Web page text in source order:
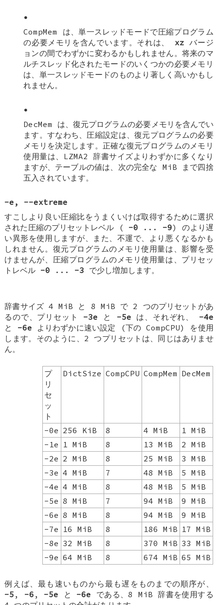
•
CompMem は、単一スレッドモードで圧縮プログラム
の必要メモリを含んでいます。それは、 xz バージ
ョンの間でわずかに変わるかもしれません。将来のマ
ルチスレッド化されたモードのいくつかの必要メモリ
は、単一スレッドモードのものより著しく高いかもし
れません。
•
DecMem は、復元プログラムの必要メモリを含んでい
ます。すなわち、圧縮設定は、復元プログラムの必要
メモリを決定します。正確な復元プログラムのメモリ
使用量は、LZMA2 辞書サイズよりわずかに多くなり
ますが、テーブルの値は、次の完全な MiB まで四捨
五入されています。
-e , --extreme
すこしより良い圧縮比をうまくいけば取得するために選択
された圧縮のプリセットレベル ( -0 ... -9) のより遅
い異形を使用しますが、また、不運で、より悪くなるかも
しれません。復元プログラムのメモリ使用量は、影響を受
けませんが、圧縮プログラムのメモリ使用量は、プリセッ
トレベル -0 ... -3 で少し増加します。
辞書サイズ 4 MiB と 8 MiB で 2 つのプリセットがあ
るので、プリセット -3e と -5e は、それぞれ、 -4e
と -6e よりわずかに速い設定 (下の CompCPU) を使用
します。そのように、2 つプリセットは、同じはありませ
ん。
プ
リ
セ
ッ
ト
DictSize CompCPU CompMem DecMem
-0e 256 KiB 8 4 MiB
1 MiB
-1e 1 MiB 8 13 MiB
2 MiB
-2e 2 MiB 8 25 MiB
3 MiB
-3e 4 MiB 7 48 MiB
5 MiB
-4e 4 MiB 8 48 MiB
5 MiB
-5e 8 MiB 7 94 MiB
9 MiB
-6e 8 MiB 8 94 MiB
9 MiB
-7e 16 MiB 8 186 MiB 17 MiB
-8e 32 MiB 8 370 MiB 33 MiB
-9e 64 MiB 8 674 MiB 65 MiB
例えば、最も速いものから最も遅をものまでの順序が、
-5 , -6 , -5e と -6e である、8 MiB 辞書を使用する